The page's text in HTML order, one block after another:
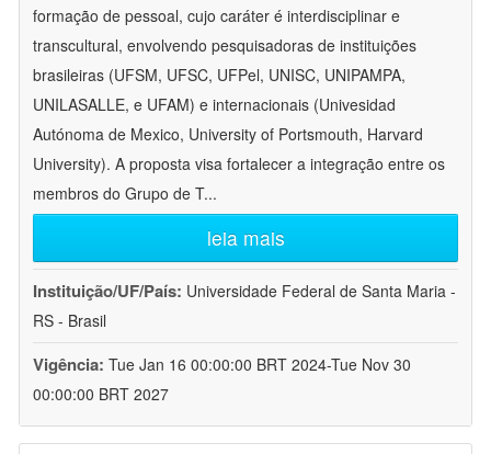
formação de pessoal, cujo caráter é interdisciplinar e
transcultural, envolvendo pesquisadoras de instituições
brasileiras (UFSM, UFSC, UFPel, UNISC, UNIPAMPA,
UNILASALLE, e UFAM) e internacionais (Univesidad
Autónoma de Mexico, University of Portsmouth, Harvard
University). A proposta visa fortalecer a integração entre os
membros do Grupo de T...
leia mais
Instituição/UF/País: Universidade Federal de Santa Maria -
RS - Brasil
Vigência: Tue Jan 16 00:00:00 BRT 2024-Tue Nov 30
00:00:00 BRT 2027